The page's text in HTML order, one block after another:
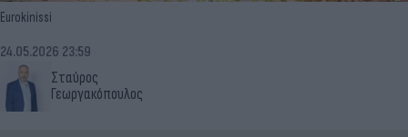
Eurokinissi
Σταύρος
Γεωργακόπουλος
24.05.2026 23:59